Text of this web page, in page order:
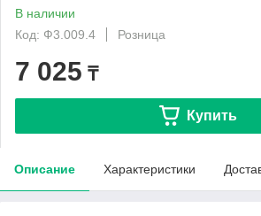
В наличии
Код: Ф3.009.4
Розница
7 025 ₸
Купить
Описание Характеристики